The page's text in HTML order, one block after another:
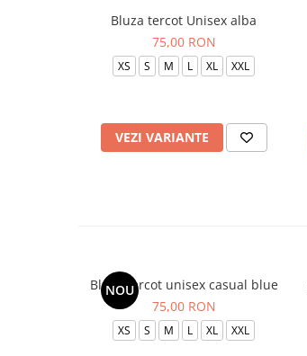
Bluza tercot Unisex alba
75,00 RON
XS S M L XL XXL
VEZI VARIANTE
NOU
Bluza tercot unisex casual blue
75,00 RON
XS S M L XL XXL